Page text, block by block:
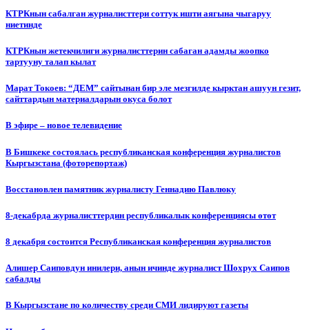
КТРКнын сабалган журналисттери соттук ишти аягына чыгаруу
ниетинде
КТРКнын жетекчилиги журналисттерин сабаган адамды жоопко
тартууну талап кылат
Марат Токоев: “ДЕМ” сайтынан бир эле мезгилде кырктан ашуун гезит,
сайттардын материалдарын окуса болот
В эфире – новое телевидение
В Бишкеке состоялась республиканская конференция журналистов
Кыргызстана (фоторепортаж)
Восстановлен памятник журналисту Геннадию Павлюку
8-декабрда журналисттердин республикалык конференциясы өтөт
8 декабря состоится Республиканская конференция журналистов
Алишер Саиповдун инилери, анын ичинде журналист Шохрух Саипов
сабалды
В Кыргызстане по количеству среди СМИ лидируют газеты